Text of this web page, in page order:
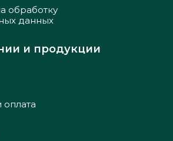
обработку
данных
оплата
и продукции